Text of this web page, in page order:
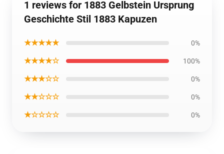
1 reviews for 1883 Gelbstein Ursprung
Geschichte Stil 1883 Kapuzen
★★★★★ 0%
★★★★☆ 100%
★★★☆☆ 0%
★★☆☆☆ 0%
★☆☆☆☆ 0%